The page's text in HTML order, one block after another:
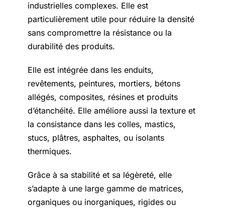
Contact
industrielles complexes. Elle est
particulièrement utile pour réduire la densité
sans compromettre la résistance ou la
durabilité des produits.
Elle est intégrée dans les enduits,
revêtements, peintures, mortiers, bétons
allégés, composites, résines et produits
d’étanchéité. Elle améliore aussi la texture et
la consistance dans les colles, mastics,
stucs, plâtres, asphaltes, ou isolants
thermiques.
Grâce à sa stabilité et sa légèreté, elle
s’adapte à une large gamme de matrices,
organiques ou inorganiques, rigides ou